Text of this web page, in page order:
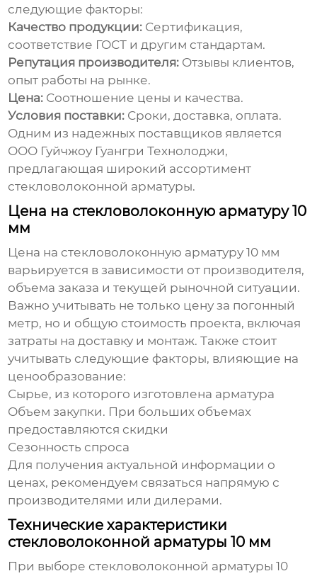
следующие факторы:
Качество продукции: Сертификация,
соответствие ГОСТ и другим стандартам.
Репутация производителя: Отзывы клиентов,
опыт работы на рынке.
Цена: Соотношение цены и качества.
Условия поставки: Сроки, доставка, оплата.
Одним из надежных поставщиков является
ООО Гуйчжоу Гуангри Технолоджи,
предлагающая широкий ассортимент
стекловолоконной арматуры.
Цена на стекловолоконную арматуру 10
мм
Цена на стекловолоконную арматуру 10 мм
варьируется в зависимости от производителя,
объема заказа и текущей рыночной ситуации.
Важно учитывать не только цену за погонный
метр, но и общую стоимость проекта, включая
затраты на доставку и монтаж. Также стоит
учитывать следующие факторы, влияющие на
ценообразование:
Сырье, из которого изготовлена арматура
Объем закупки. При больших объемах
предоставляются скидки
Сезонность спроса
Для получения актуальной информации о
ценах, рекомендуем связаться напрямую с
производителями или дилерами.
Технические характеристики
стекловолоконной арматуры 10 мм
При выборе стекловолоконной арматуры 10